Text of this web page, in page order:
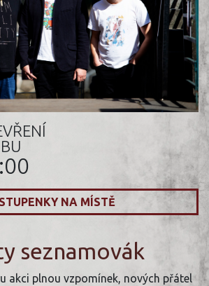
NA MÍSTĚ
seznamovák
akci plnou vzpomínek, nových přátel